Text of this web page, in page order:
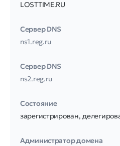
LOSTTIME.RU
Сервер DNS
ns1.reg.ru
Сервер DNS
ns2.reg.ru
Соcтояние
зарегистрирован,
Администратор домена